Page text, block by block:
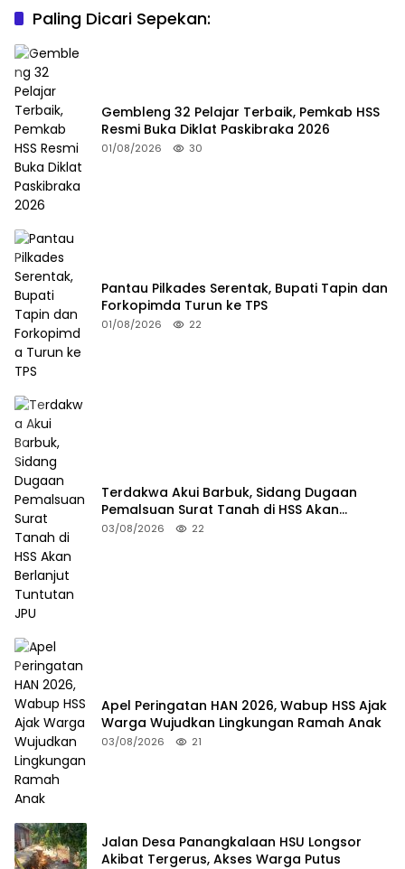
Paling Dicari Sepekan:
Gembleng 32 Pelajar Terbaik, Pemkab HSS
Resmi Buka Diklat Paskibraka 2026
01/08/2026 30
Pantau Pilkades Serentak, Bupati Tapin dan
Forkopimda Turun ke TPS
01/08/2026 22
Terdakwa Akui Barbuk, Sidang Dugaan
Pemalsuan Surat Tanah di HSS Akan
Berlanjut Tuntutan JPU
03/08/2026 22
Apel Peringatan HAN 2026, Wabup HSS Ajak
Warga Wujudkan Lingkungan Ramah Anak
03/08/2026 21
Jalan Desa Panangkalaan HSU Longsor
Akibat Tergerus, Akses Warga Putus